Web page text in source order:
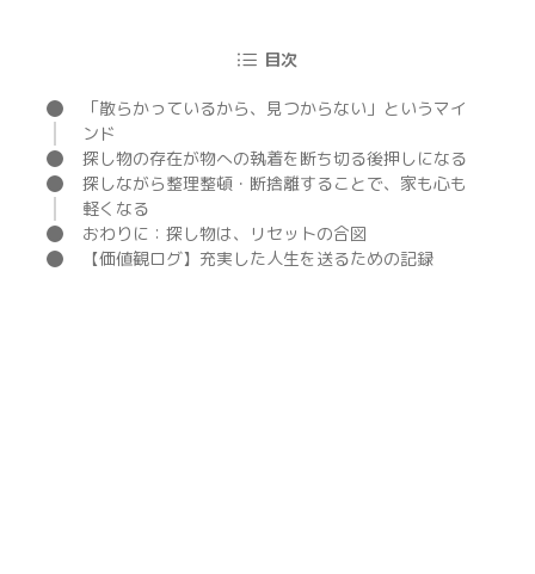
目次
「散らかっているから、見つからない」というマイ
ンド
探し物の存在が物への執着を断ち切る後押しになる
探しながら整理整頓・断捨離することで、家も心も
軽くなる
おわりに：探し物は、リセットの合図
【価値観ログ】充実した人生を送るための記録